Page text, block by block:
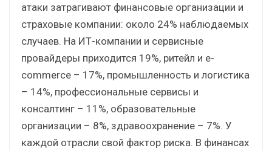
атаки затрагивают финансовые организации и
страховые компании: около 24% наблюдаемых
случаев. На ИТ-компании и сервисные
провайдеры приходится 19%, ритейл и e-
commerce – 17%, промышленность и логистика
– 14%, профессиональные сервисы и
консалтинг – 11%, образовательные
организации – 8%, здравоохранение – 7%. У
каждой отрасли свой фактор риска. В финансах